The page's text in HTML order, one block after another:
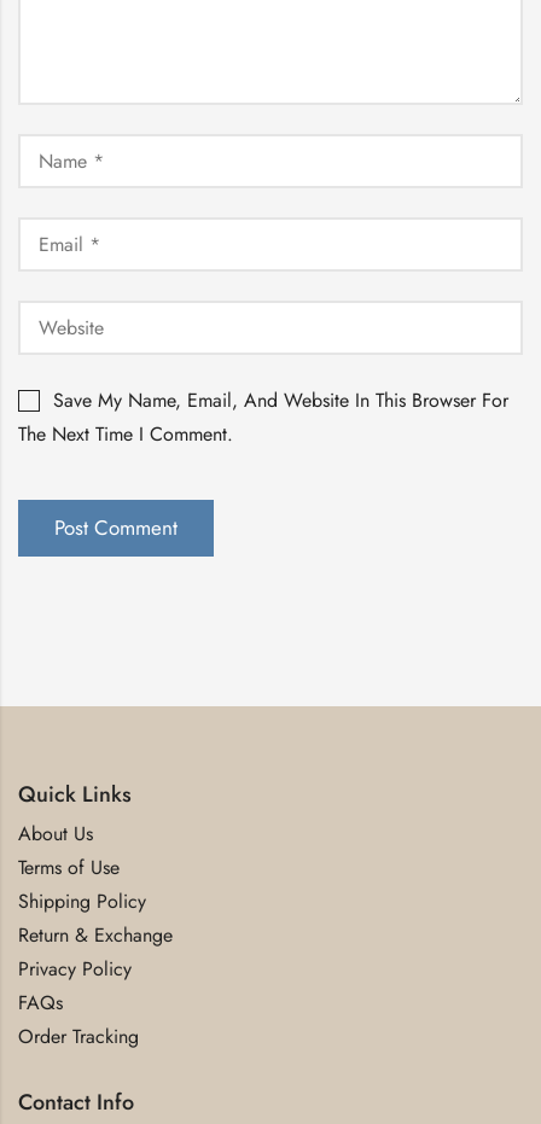
Save My Name, Email, And Website In This Browser For
The Next Time I Comment.
Quick Links
About Us
Terms of Use
Shipping Policy
Return & Exchange
Privacy Policy
FAQs
Order Tracking
Contact Info